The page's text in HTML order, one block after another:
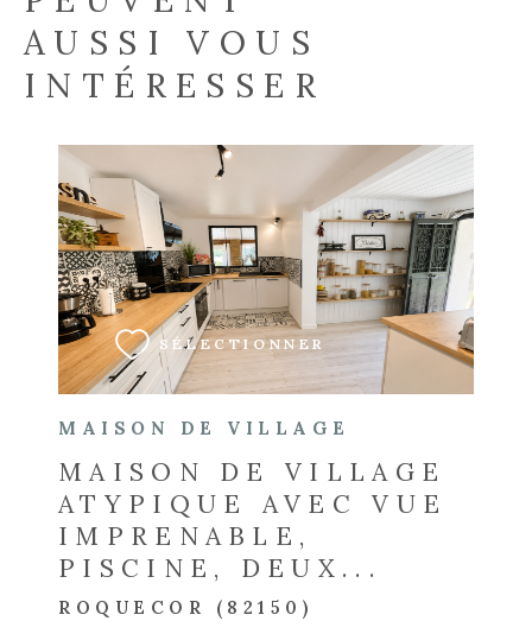
AUSSI VOUS
INTÉRESSER
MAISON DE VILLAGE
MAISON DE VILLAGE
ATYPIQUE AVEC VUE
IMPRENABLE,
PISCINE, DEUX...
ROQUECOR (82150)
SÉLECTIONNER
VOIR LE BIEN